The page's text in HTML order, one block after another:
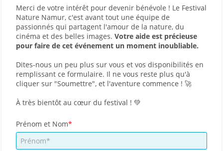
Merci de votre intérêt pour devenir bénévole ! Le Festival
Nature Namur, c'est avant tout une équipe de
passionnés qui partagent l'amour de la nature, du
cinéma et des belles images. Votre aide est précieuse
pour faire de cet événement un moment inoubliable.
Dites-nous un peu plus sur vous et vos disponibilités en
remplissant ce formulaire. Il ne vous reste plus qu'à
cliquer sur "Soumettre", et l'aventure commence ! 🚀
À très bientôt au cœur du festival ! 💚
Prénom et Nom